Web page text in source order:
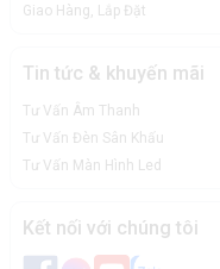
Giao Hàng, Lắp Đặt
Tin tức & khuyến mãi
Tư Vấn Âm Thanh
Tư Vấn Đèn Sân Khấu
Tư Vấn Màn Hình Led
Kết nối với chúng tôi